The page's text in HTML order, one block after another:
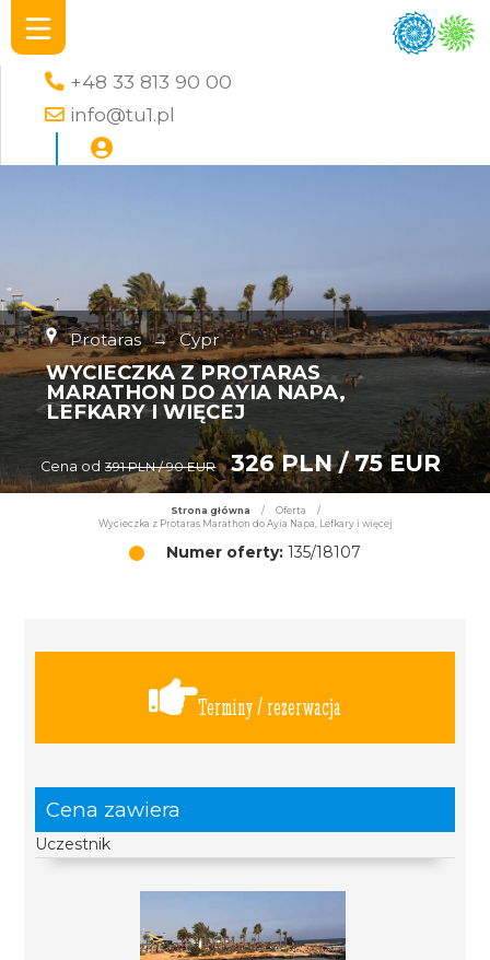
+48 33 813 90 00
info@tu1.pl
Protaras → Cypr
WYCIECZKA Z PROTARAS
MARATHON DO AYIA NAPA,
LEFKARY I WIĘCEJ
Cena od 391 PLN / 90 EUR 326 PLN / 75 EUR
Strona główna / Oferta
/
Wycieczka z Protaras Marathon do Ayia Napa, Lefkary i więcej
Numer oferty: 135/18107
Terminy / rezerwacja
Cena zawiera
Uczestnik